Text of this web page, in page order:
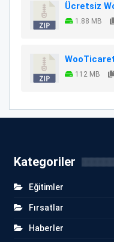
Ücretsiz
1.88 MB
112 MB
Kategoriler
Eğitimler
Fırsatlar
Haberler